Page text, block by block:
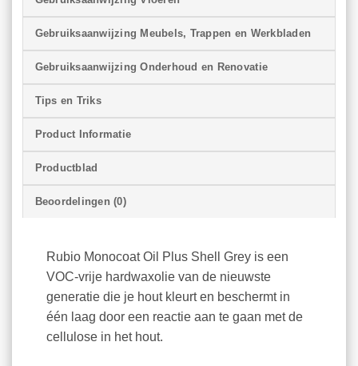
Gebruiksaanwijzing Meubels, Trappen en Werkbladen
Gebruiksaanwijzing Onderhoud en Renovatie
Tips en Triks
Product Informatie
Productblad
Beoordelingen (0)
Rubio Monocoat Oil Plus Shell Grey is een
VOC-vrije hardwaxolie van de nieuwste
generatie die je hout kleurt en beschermt in
één laag door een reactie aan te gaan met de
cellulose in het hout.